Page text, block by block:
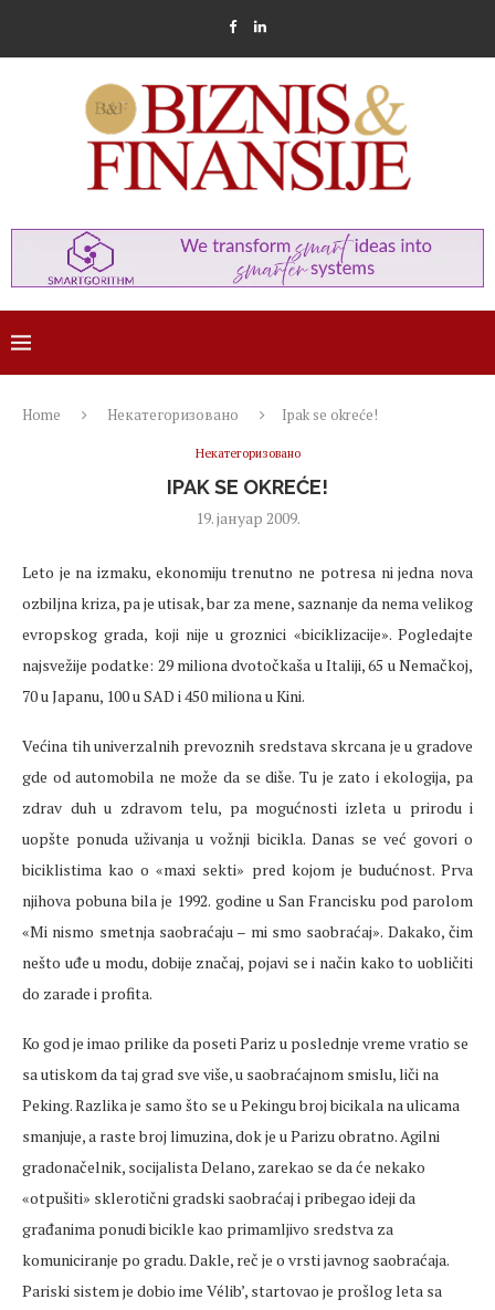
Home Некатегоризовано Ipak se okreće!
Некатегоризовано
IPAK SE OKREĆE!
19. јануар 2009.
Leto je na izmaku, ekonomiju trenutno ne potresa ni jedna nova
ozbiljna kriza, pa je utisak, bar za mene, saznanje da nema velikog
evropskog grada, koji nije u groznici «biciklizacije». Pogledajte
najsvežije podatke: 29 miliona dvotočkaša u Italiji, 65 u Nemačkoj,
70 u Japanu, 100 u SAD i 450 miliona u Kini.
Većina tih univerzalnih prevoznih sredstava skrcana je u gradove
gde od automobila ne može da se diše. Tu je zato i ekologija, pa
zdrav duh u zdravom telu, pa mogućnosti izleta u prirodu i
uopšte ponuda uživanja u vožnji bicikla. Danas se već govori o
biciklistima kao o «maxi sekti» pred kojom je budućnost. Prva
njihova pobuna bila je 1992. godine u San Francisku pod parolom
«Mi nismo smetnja saobraćaju – mi smo saobraćaj». Dakako, čim
nešto uđe u modu, dobije značaj, pojavi se i način kako to uobličiti
do zarade i profita.
Ko god je imao prilike da poseti Pariz u poslednje vreme vratio se
sa utiskom da taj grad sve više, u saobraćajnom smislu, liči na
Peking. Razlika je samo što se u Pekingu broj bicikala na ulicama
smanjuje, a raste broj limuzina, dok je u Parizu obratno. Agilni
gradonačelnik, socijalista Delano, zarekao se da će nekako
«otpušiti» sklerotični gradski saobraćaj i pribegao ideji da
građanima ponudi bicikle kao primamljivo sredstva za
komuniciranje po gradu. Dakle, reč je o vrsti javnog saobraćaja.
Pariski sistem je dobio ime Vélib’, startovao je prošlog leta sa